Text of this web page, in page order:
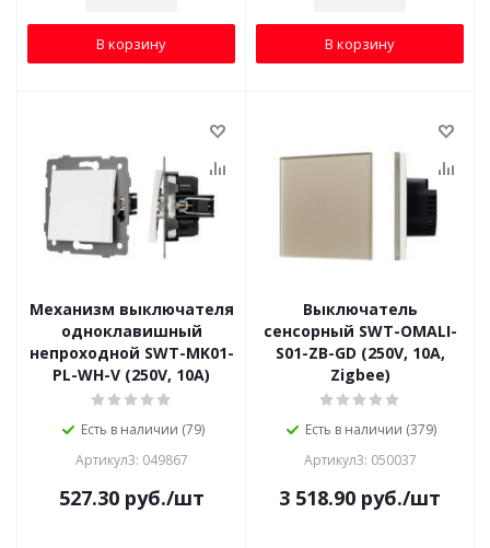
В корзину В корзину
Механизм выключателя
одноклавишный
непроходной SWT-MK01-
PL-WH-V (250V, 10A)
Есть в наличии (79)
Артикул3: 049867
527.30руб./шт
Выключатель
сенсорный SWT-OMALI-
S01-ZB-GD (250V, 10A,
Zigbee)
Есть в наличии (379)
Артикул3: 050037
3 518.90 руб./шт